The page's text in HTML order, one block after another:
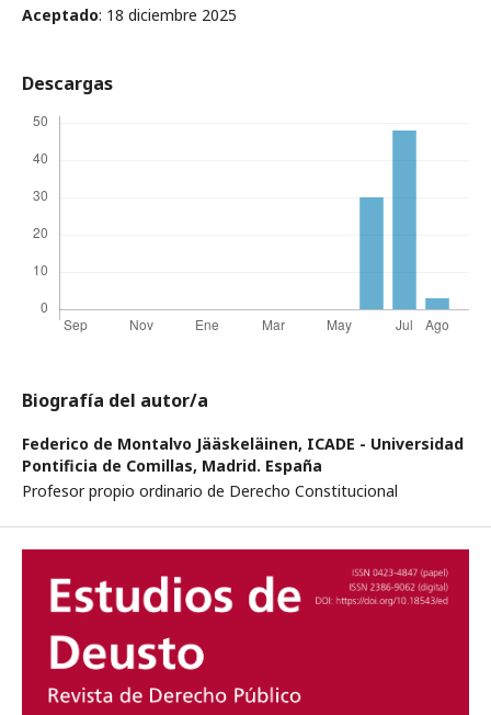
Aceptado: 18 diciembre 2025
Descargas
Biografía del autor/a
Federico de Montalvo Jääskeläinen, ICADE - Universidad
Pontificia de Comillas, Madrid. España
Profesor propio ordinario de Derecho Constitucional